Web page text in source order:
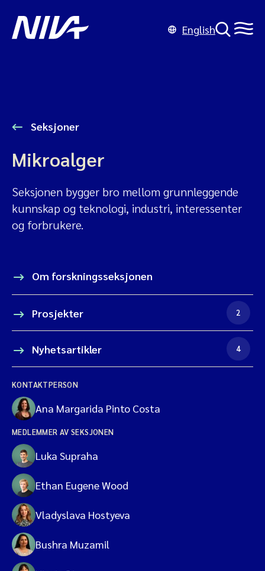
English
Seksjoner
Mikroalger
Seksjonen bygger bro mellom grunnleggende
kunnskap og teknologi, industri, interessenter
og forbrukere.
Om forskningsseksjonen
Prosjekter 2
Nyhetsartikler 4
KONTAKTPERSON
Ana Margarida Pinto Costa
MEDLEMMER AV SEKSJONEN
Luka Supraha
Ethan Eugene Wood
Vladyslava Hostyeva
Bushra Muzamil